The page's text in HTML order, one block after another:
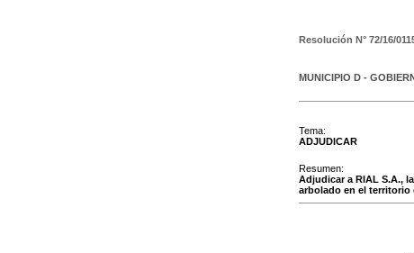
Resolución N° 72/16/
MUNICIPIO D -
Tema:
ADJUDICAR
Resumen:
Adjudicar a RIAL S.A.,
arbolado en el territorio